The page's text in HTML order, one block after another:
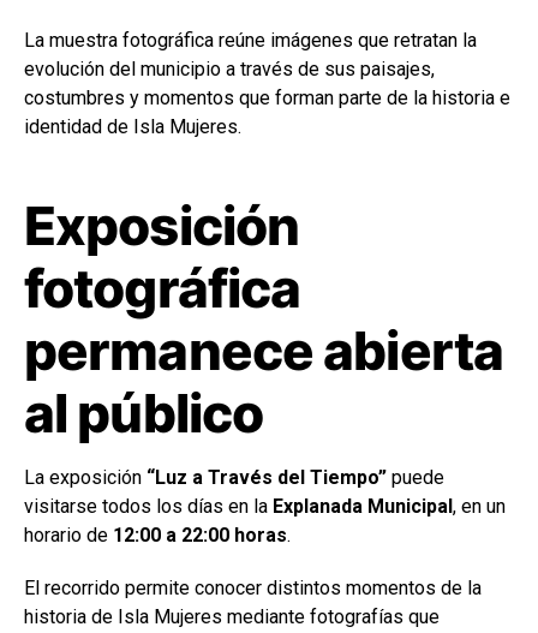
La muestra fotográfica reúne imágenes que retratan la
evolución del municipio a través de sus paisajes,
costumbres y momentos que forman parte de la historia e
identidad de Isla Mujeres.
Exposición
fotográfica
permanece abierta
al público
La exposición “Luz a Través del Tiempo” puede
visitarse todos los días en la Explanada Municipal , en un
horario de 12:00 a 22:00 horas.
El recorrido permite conocer distintos momentos de la
historia de Isla Mujeres mediante fotografías que